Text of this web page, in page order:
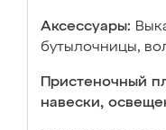
Аксессуары:
бутылочницы,
Пристеночный
навески,